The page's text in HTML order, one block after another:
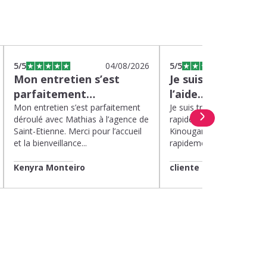
5/5 04/08/2026
Mon entretien s’est
parfaitement…
Mon entretien s’est parfaitement
déroulé avec Mathias à l’agence de
Saint-Etienne. Merci pour l’accueil
et la bienveillance...
Kenyra Monteiro
5/5
Je suis très
l’aide…
Je suis très satisfaite de
rapide et efficace
Kinougarde. On m’a
rapidement et une
cliente